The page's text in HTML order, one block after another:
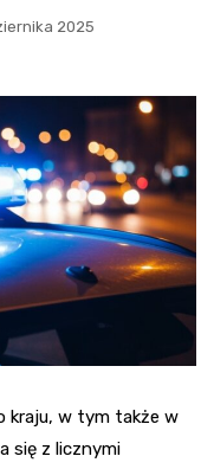
2025
kraju, w tym także w
się z licznymi